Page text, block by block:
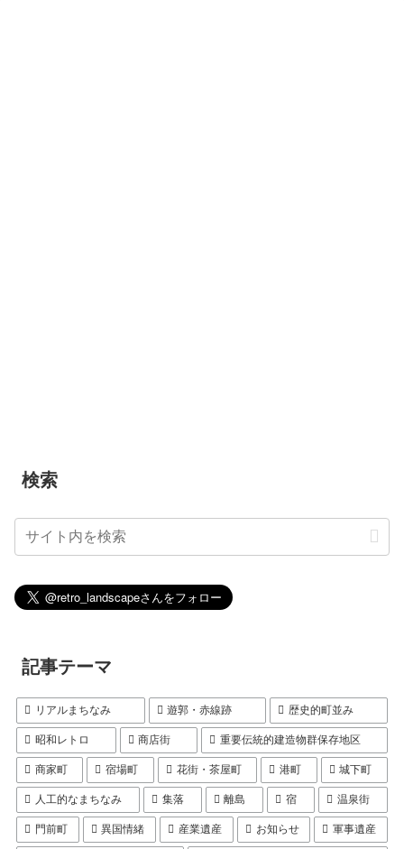
検索
記事テーマ
リアルまちなみ 遊郭・赤線跡 歴史的町並み
昭和レトロ 商店街 重要伝統的建造物群保存地区
商家町 宿場町 花街・茶屋町 港町 城下町
人工的なまちなみ 集落 離島 宿 温泉街
門前町 異国情緒 産業遺産 お知らせ 軍事遺産